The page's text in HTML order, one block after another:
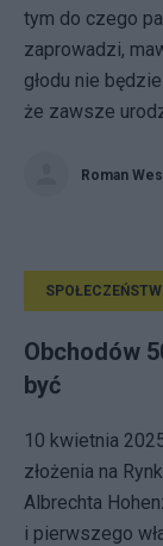
tym do czego
zaprowadzi,
głodu nie
że zawsze
Roman
Obchodów
być
10 kwietnia
złożenia na
Albrechta
i pierwszego